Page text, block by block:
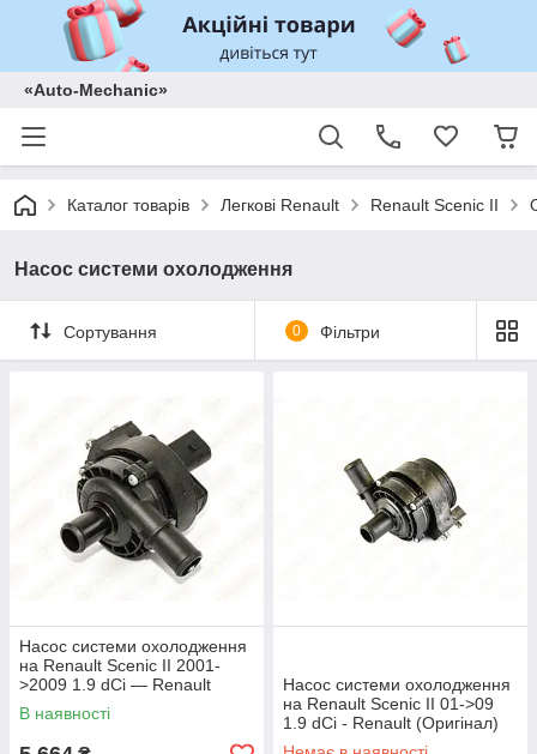
«Auto-Mechanic»
Каталог товарів Легкові Renault Renault Scenic II
Насос системи охолодження
Сортування 0 Фільтри
Насос системи охолодження
на Renault Scenic II 2001-
>2009 1.9 dCi — Renault
(Оригінал) - 8200285950
В наявності
Насос системи охолодження
на Renault Scenic II 01->09
1.9 dCi - Renault (Оригінал)
БЕЗ УПАКОВКИ -